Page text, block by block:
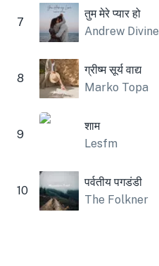
7
तुम मेरे प्यार हो
Andrew Divine
8
ग्रीष्म सूर्य वाद्य
Marko Topa
9
शाम
Lesfm
10
पर्वतीय पगडंडी
The Folkner